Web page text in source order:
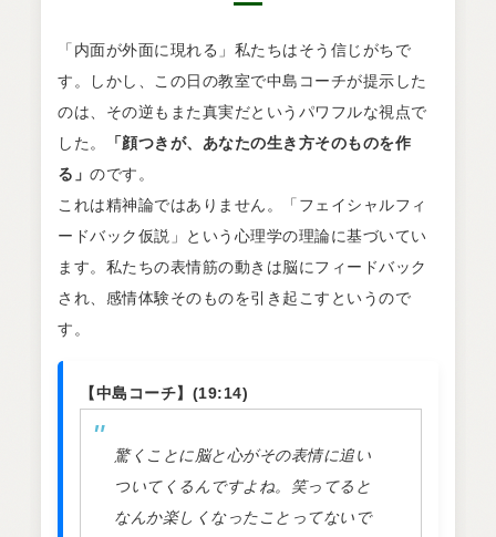
「内面が外面に現れる」私たちはそう信じがちで
す。しかし、この日の教室で中島コーチが提示した
のは、その逆もまた真実だというパワフルな視点で
した。
「顔つきが、あなたの生き方そのものを作
る」のです。
これは精神論ではありません。「フェイシャルフィ
ードバック仮説」という心理学の理論に基づいてい
ます。私たちの表情筋の動きは脳にフィードバック
され、感情体験そのものを引き起こすというので
す。
【中島コーチ】(19:14)
驚くことに脳と心がその表情に追い
ついてくるんですよね。笑ってると
なんか楽しくなったことってないで